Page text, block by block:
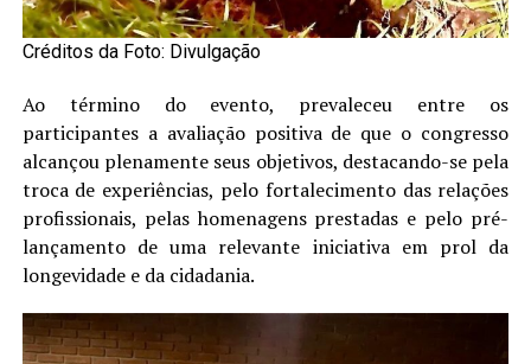
Créditos da Foto: Divulgação
Ao término do evento, prevaleceu entre os
participantes a avaliação positiva de que o congresso
alcançou plenamente seus objetivos, destacando-se pela
troca de experiências, pelo fortalecimento das relações
profissionais, pelas homenagens prestadas e pelo pré-
lançamento de uma relevante iniciativa em prol da
longevidade e da cidadania.